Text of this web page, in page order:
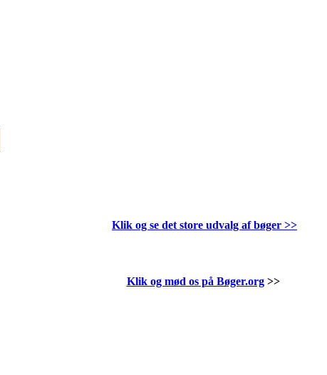
Klik og se det store udvalg af bøger >>
Klik og mød os på Bøger.org>>